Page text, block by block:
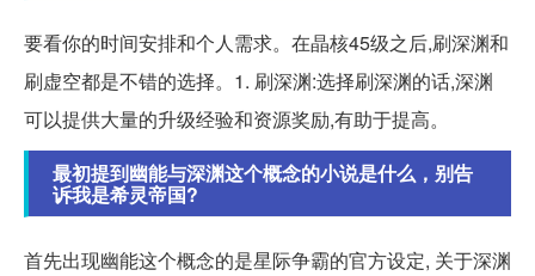
要看你的时间安排和个人需求。在晶核45级之后,刷深渊和
刷虚空都是不错的选择。1. 刷深渊:选择刷深渊的话,深渊
可以提供大量的升级经验和资源奖励,有助于提高。
最初提到幽能与深渊这个概念的小说是什么，别告
诉我是希灵帝国?
首先出现幽能这个概念的是星际争霸的官方设定, 关于深渊